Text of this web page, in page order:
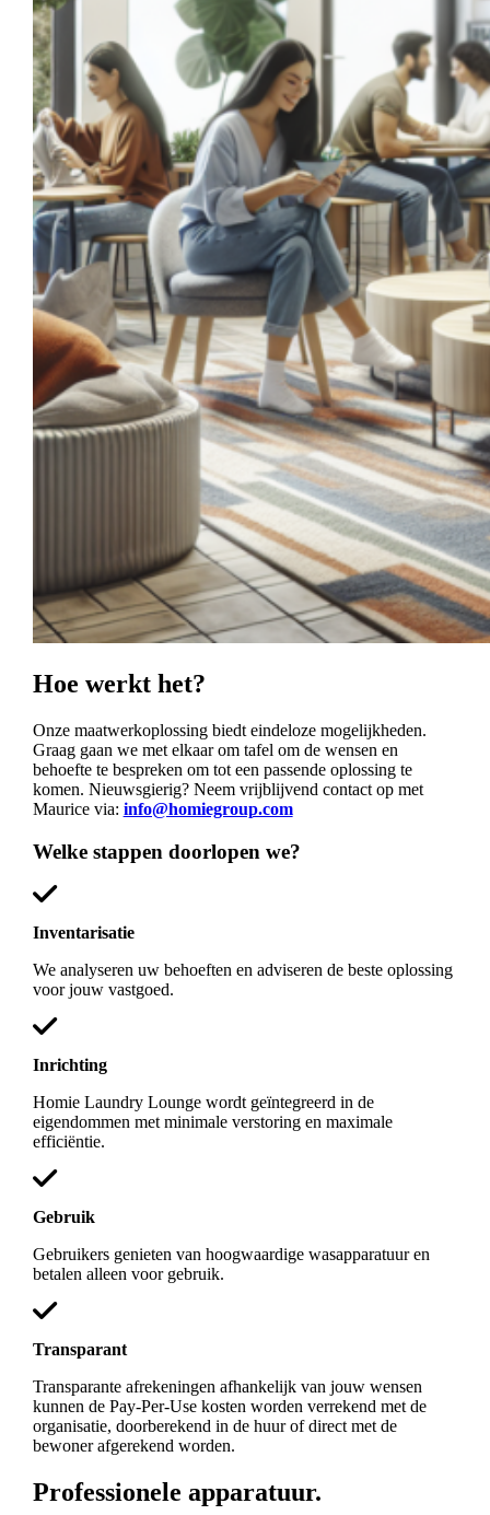
Hoe werkt het?
Onze maatwerkoplossing biedt eindeloze mogelijkheden.
Graag gaan we met elkaar om tafel om de wensen en
behoefte te bespreken om tot een passende oplossing te
komen. Nieuwsgierig? Neem vrijblijvend contact op met
Maurice via: info@homiegroup.com
Welke stappen doorlopen we?
Inventarisatie
We analyseren uw behoeften en adviseren de beste oplossing
voor jouw vastgoed.
Inrichting
Homie Laundry Lounge wordt geïntegreerd in de
eigendommen met minimale verstoring en maximale
efficiëntie.
Gebruik
Gebruikers genieten van hoogwaardige wasapparatuur en
betalen alleen voor gebruik.
Transparant
Transparante afrekeningen afhankelijk van jouw wensen
kunnen de Pay-Per-Use kosten worden verrekend met de
organisatie, doorberekend in de huur of direct met de
bewoner afgerekend worden.
Professionele apparatuur.